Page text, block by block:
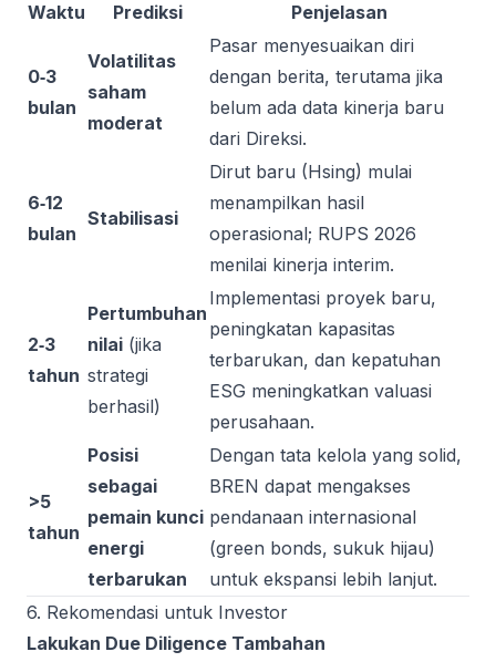
Waktu
Prediksi Penjelasan
0‑3
bulan
Volatilitas
saham
moderat
Pasar menyesuaikan diri
dengan berita, terutama jika
belum ada data kinerja baru
dari Direksi.
6‑12
bulan
Stabilisasi
Dirut baru (Hsing) mulai
menampilkan hasil
operasional; RUPS 2026
menilai kinerja interim.
2‑3
tahun
Pertumbuhan
nilai (jika
strategi
berhasil)
Implementasi proyek baru,
peningkatan kapasitas
terbarukan, dan kepatuhan
ESG meningkatkan valuasi
perusahaan.
>5
tahun
Posisi
sebagai
pemain kunci
energi
terbarukan
Dengan tata kelola yang solid,
BREN dapat mengakses
pendanaan internasional
(green bonds, sukuk hijau)
untuk ekspansi lebih lanjut.
6. Rekomendasi untuk Investor
Lakukan Due Diligence Tambahan